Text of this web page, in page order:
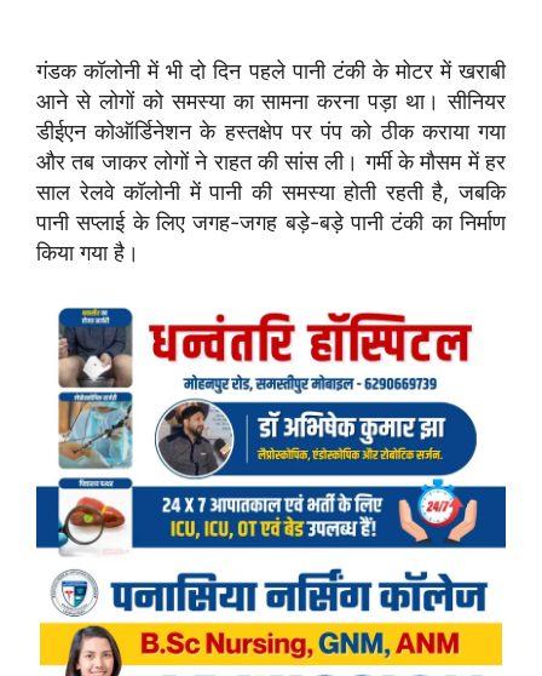
गंडक कॉलोनी में भी दो दिन पहले पानी टंकी के मोटर में खराबी
आने से लोगों को समस्या का सामना करना पड़ा था। सीनियर
डीईएन कोऑर्डिनेशन के हस्तक्षेप पर पंप को ठीक कराया गया
और तब जाकर लोगों ने राहत की सांस ली। गर्मी के मौसम में हर
साल रेलवे कॉलोनी में पानी की समस्या होती रहती है, जबकि
पानी सप्लाई के लिए जगह-जगह बड़े-बड़े पानी टंकी का निर्माण
किया गया है।